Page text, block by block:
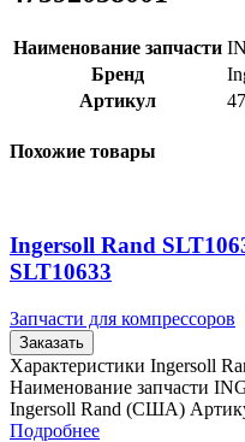
Наименование запчасти
Бренд
Артикул
Похожие товары
Ingersoll Rand
SLT10633
Запчасти для компрессоров
Заказать
Характеристики Ingersoll
Наименование запчасти
Ingersoll Rand (США)
Подробнее